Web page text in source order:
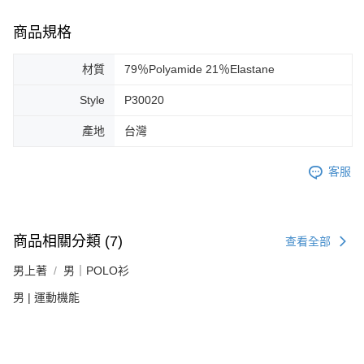
商品規格
材質 79％Polyamide 21％Elastane
Style P30020
產地 台灣
客服
商品相關分類 (7) 查看全部
男上著 男｜POLO衫
男 | 運動機能